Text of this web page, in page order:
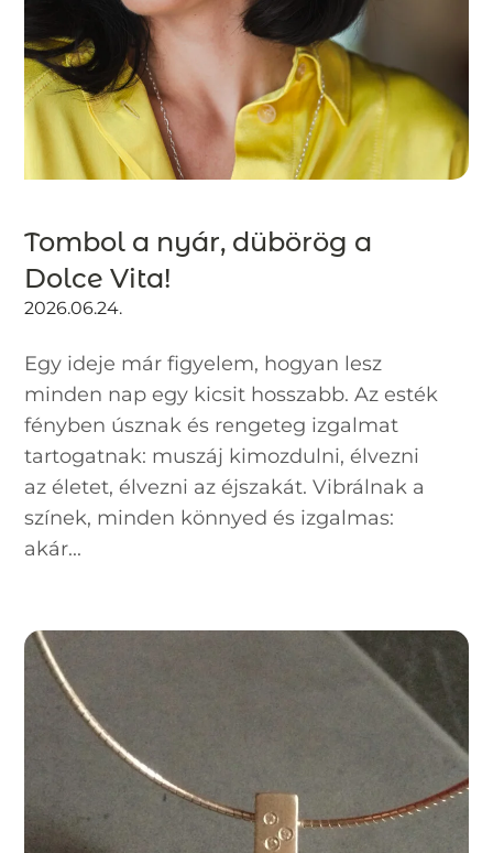
Tombol a nyár, dübörög a
Dolce Vita!
2026.06.24.
Egy ideje már figyelem, hogyan lesz
minden nap egy kicsit hosszabb. Az esték
fényben úsznak és rengeteg izgalmat
tartogatnak: muszáj kimozdulni, élvezni
az életet, élvezni az éjszakát. Vibrálnak a
színek, minden könnyed és izgalmas:
akár...